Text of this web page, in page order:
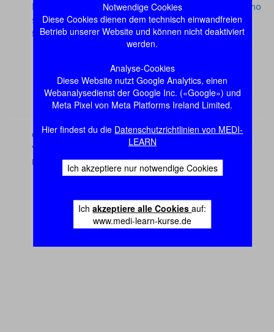
Notwendige Cookies
Diese Cookies dienen dem technisch einwandfreien
Betrieb unserer Website und können nicht deaktiviert
werden.
Analyse-Cookies
Diese Website nutzt Google Analytics, einen
Webanalysedienst der Google Inc. («Google») und
Meta Pixel von Meta Platforms Ireland Limited.
Hier findest du die Datenschutzrichtlinien von MEDI-
LEARN
Ich akzeptiere nur notwendige Cookies
Ichakzeptiere alle Cookiesauf:
www.medi-learn-kurse.de